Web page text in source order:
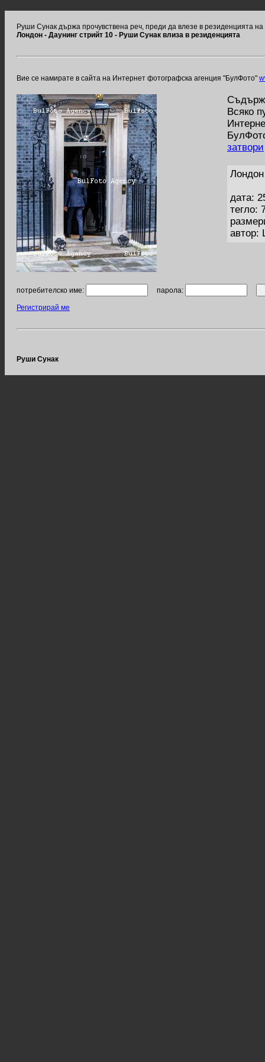
Руши Сунак държа прочувствена реч, преди да влезе в резиденцията на
Лондон - Даунинг стрийт 10 - Руши Сунак влиза в резиденцията
Вие се намирате в сайта на Интернет фотографска агенция "БулФото"
Всяко
затвори
дата:
тегло:
автор:
потребителско име: парола:
Регистрирай ме
Руши Сунак